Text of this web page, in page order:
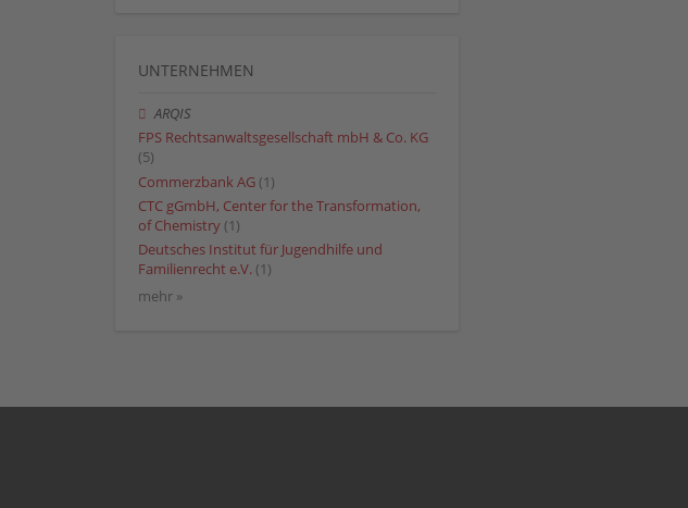
UNTERNEHMEN
ARQIS
FPS Rechtsanwaltsgesellschaft mbH & Co. KG
(5)
Commerzbank AG (1)
CTC gGmbH, Center for the Transformation,
of Chemistry (1)
Deutsches Institut für Jugendhilfe und
Familienrecht e.V. (1)
mehr »